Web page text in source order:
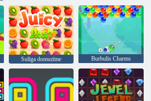
Sulīga domuzīme Burbulis Charms